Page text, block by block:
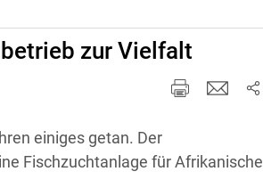
zur Vielfalt
einiges getan. Der
Fischzuchtanlage für Afrikanische